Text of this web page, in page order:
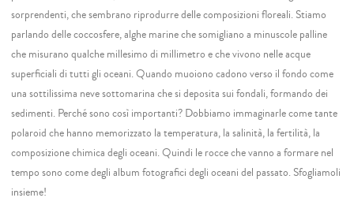
sorprendenti, che sembrano riprodurre delle composizioni floreali. Stiamo
parlando delle coccosfere, alghe marine che somigliano a minuscole palline
che misurano qualche millesimo di millimetro e che vivono nelle acque
superficiali di tutti gli oceani. Quando muoiono cadono verso il fondo come
una sottilissima neve sottomarina che si deposita sui fondali, formando dei
sedimenti. Perché sono così importanti? Dobbiamo immaginarle come tante
polaroid che hanno memorizzato la temperatura, la salinità, la fertilità, la
composizione chimica degli oceani. Quindi le rocce che vanno a formare nel
tempo sono come degli album fotografici degli oceani del passato. Sfogliamoli
insieme!